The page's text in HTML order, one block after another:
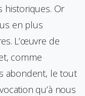
historiques. Or
en plus
L’œuvre de
comme
abondent, le tout
qu’à nous